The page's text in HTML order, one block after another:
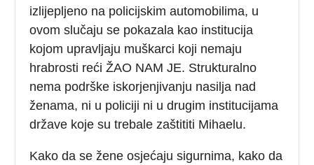
izlijepljeno na policijskim automobilima, u
ovom slučaju se pokazala kao institucija
kojom upravljaju muškarci koji nemaju
hrabrosti reći ŽAO NAM JE. Strukturalno
nema podrške iskorjenjivanju nasilja nad
ženama, ni u policiji ni u drugim institucijama
države koje su trebale zaštititi Mihaelu.
Kako da se žene osjećaju sigurnima, kako da